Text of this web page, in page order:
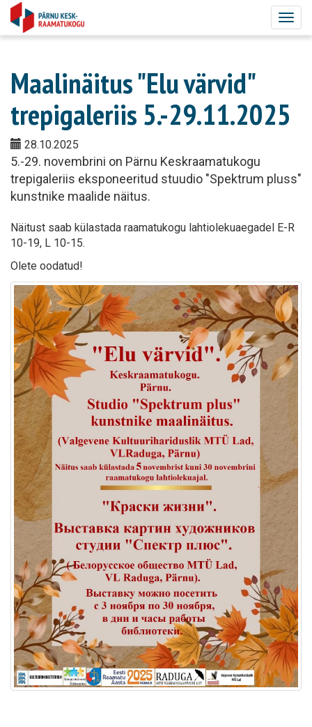
Maalinäitus "Elu värvid"
trepigaleriis 5.-29.11.2025
28.10.2025
5.-29. novembrini on Pärnu Keskraamatukogu
trepigaleriis eksponeeritud stuudio "Spektrum pluss"
kunstnike maalide näitus.
Näitust saab külastada raamatukogu lahtiolekuaegadel E-R
10-19, L 10-15.
Olete oodatud!